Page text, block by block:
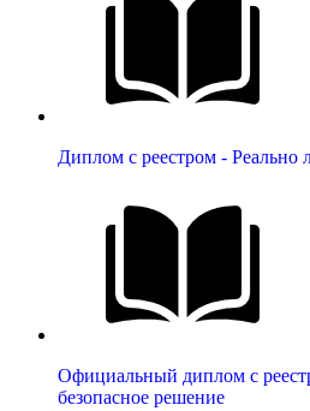
Диплом с реестром - Реально
Официальный диплом с
безопасное решение